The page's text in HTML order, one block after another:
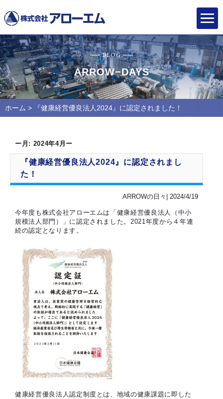
BLOG
ARROW−DAYS
ホーム > 『健康経営優良法人2024』に認定されました！
ー月: 2024年4月 ー
『健康経営優良法人2024』に認定されまし
た！
ARROWの日々| 2024/4/19
今年度も株式会社アローエムは「健康経営優良法人（中小
規模法人部門）」に認定されました。2021年度から４年連
続の認定となります。
健康経営優良法人認定制度とは、地域の健康課題に即した